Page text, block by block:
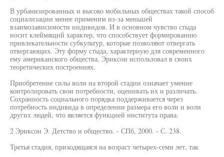
В урбанизированных и высоко мобильных обществах такой способ
социализации менее применим из-за меньшей
взаимозависимости индивидов. И в основном чувство стыда
носит клеймящий характер, что способствует формированию
привлекательности субкультур, которые позволяют отвергать
отвергающих. Эту форму стыда, характерную для современного
ему американского общества, Эриксон использовал в своих
теоретических построениях.
Приобретение силы воли на второй стадии означает умение
контролировать свои потребности, оценивать их и различать.
Сохранность социального порядка поддерживается через
потребность индивида в определении размера его воли и воли
других людей, что является функцией института права.
2 Эриксон Э. Детство и общество. - СПб, 2000. - С. 238.
Третья стадия, приходящаяся на возраст четырех-семи лет, так